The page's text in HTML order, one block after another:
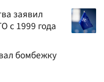
заявил
с 1999 года
бомбежку